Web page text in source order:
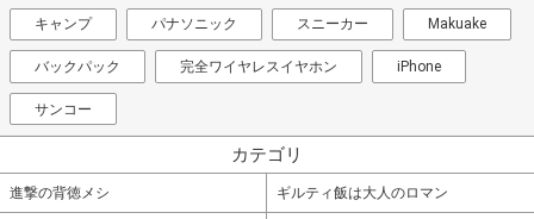
キャンプ パナソニック スニーカー Makuake
バックパック 完全ワイヤレスイヤホン iPhone
サンコー
カテゴリ
進撃の背徳メシ ギルティ飯は大人のロマン